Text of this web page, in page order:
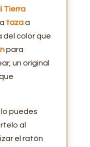
Tierra
taza a
del color que
para
un original
puedes
al
el ratón